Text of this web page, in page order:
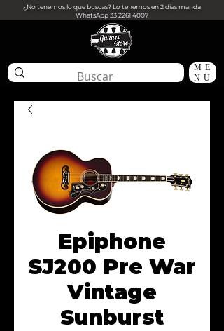
¿No tenemos lo que buscas? Lo tenemos en 2 dias manda
WhatsApp33 2261 4007
ME
NU
Epiphone
SJ200 Pre War
Vintage
Sunburst